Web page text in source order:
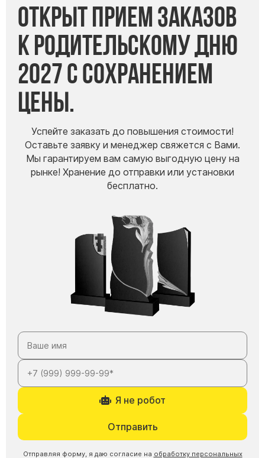
Открыт прием заказов
к Родительскому дню
2027 с сохранением
цены.
Успейте заказать до повышения стоимости!
Оставьте заявку и менеджер свяжется с Вами.
Мы гарантируем вам самую выгодную цену на
рынке! Хранение до отправки или установки
бесплатно.
Я не робот
Отправить
Отправляя форму, я даю согласие на обработку персональных